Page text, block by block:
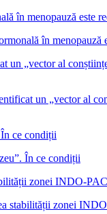
în menopauză
un „vector al
În ce condiții
stabilității zonei